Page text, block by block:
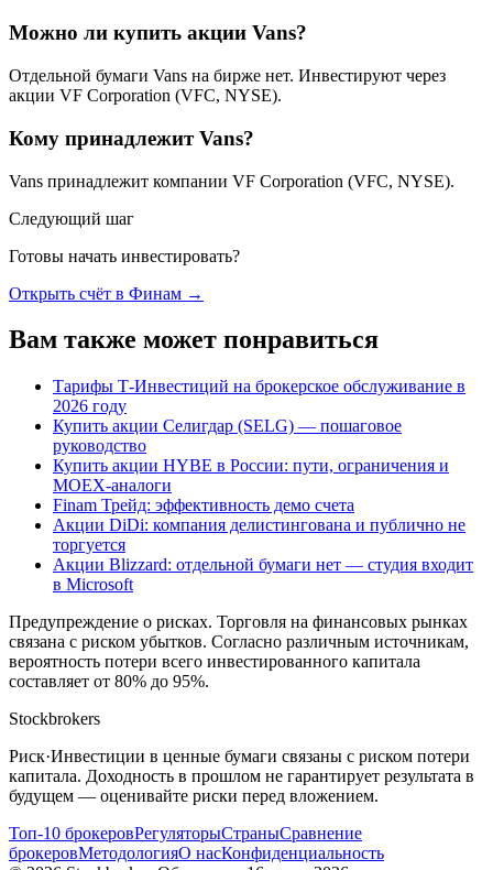
Можно ли купить акции Vans?
Отдельной бумаги Vans на бирже нет. Инвестируют через
акции VF Corporation (VFC, NYSE).
Кому принадлежит Vans?
Vans принадлежит компании VF Corporation (VFC, NYSE).
Следующий шаг
Готовы начать инвестировать?
Открыть счёт в Финам →
Вам также может понравиться
Тарифы Т-Инвестиций на брокерское обслуживание в
2026 году
Купить акции Селигдар (SELG) — пошаговое
руководство
Купить акции HYBE в России: пути, ограничения и
MOEX-аналоги
Finam Трейд: эффективность демо счета
Акции DiDi: компания делистингована и публично не
торгуется
Акции Blizzard: отдельной бумаги нет — студия входит
в Microsoft
Предупреждение о рисках. Торговля на финансовых рынках
связана с риском убытков. Согласно различным источникам,
вероятность потери всего инвестированного капитала
составляет от 80% до 95%.
Stockbrokers
Риск·Инвестиции в ценные бумаги связаны с риском потери
капитала. Доходность в прошлом не гарантирует результата в
будущем — оценивайте риски перед вложением.
Топ-10 брокеровРегуляторыСтраныСравнение
брокеровМетодологияО насКонфиденциальность